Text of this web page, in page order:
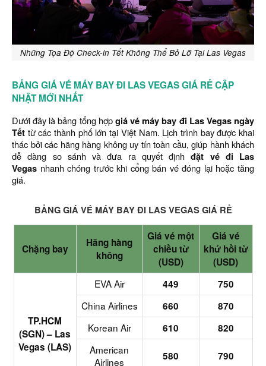
Những Tọa Độ Check-in Tết Không Thể Bỏ Lỡ Tại Las Vegas
BẢNG GIÁ VÉ MÁY BAY ĐI LAS VEGAS GIÁ RẺ CẬP
NHẬT MỚI NHẤT
Dưới đây là bảng tổng hợpgiá vé máy bay đi Las Vegas ngày
Tết từ các thành phố lớn tại Việt Nam. Lịch trình bay được khai
thác bởi các hãng hàng không uy tín toàn cầu, giúp hành khách
dễ dàng so sánh và đưa ra quyết địnhđặt vé đi Las
Vegas nhanh chóng trước khi cổng bán vé đóng lại hoặc tăng
giá.
BẢNG GIÁ VÉ MÁY BAY ĐI LAS VEGAS GIÁ RẺ
Chặng bay
Hãng hàng
không
Giá vé một
chiều từ
(USD)
Giá vé
khứ hồi từ
(USD)
TP.HCM
(SGN) – Las
Vegas (LAS)
EVA Air 449
750
China Airlines
660
870
Korean Air
610
820
American
Airlines
580 790